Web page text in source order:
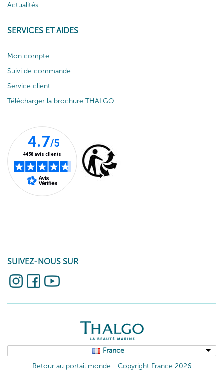
Actualités
SERVICES ET AIDES
Mon compte
Suivi de commande
Service client
Télécharger la brochure THALGO
SUIVEZ-NOUS SUR
France
Retour au portail monde
Copyright France 2026